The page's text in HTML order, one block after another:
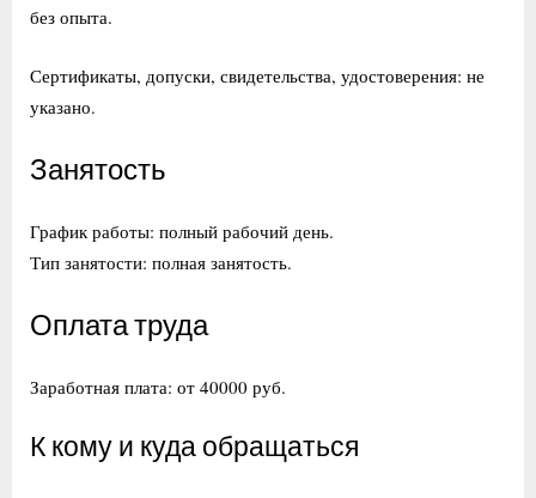
без опыта.
Сертификаты, допуски, свидетельства, удостоверения: не
указано.
Занятость
График работы: полный рабочий день.
Тип занятости: полная занятость.
Оплата труда
Заработная плата: от 40000 руб.
К кому и куда обращаться